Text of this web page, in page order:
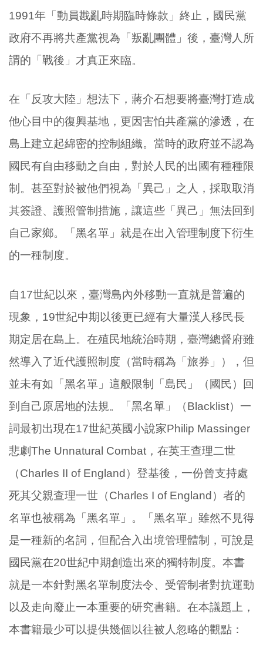
1991年「動員戡亂時期臨時條款」終止，國民黨
政府不再將共產黨視為「叛亂團體」後，臺灣人所
謂的「戰後」才真正來臨。
在「反攻大陸」想法下，蔣介石想要將臺灣打造成
他心目中的復興基地，更因害怕共產黨的滲透，在
島上建立起綿密的控制組織。當時的政府並不認為
國民有自由移動之自由，對於人民的出國有種種限
制。甚至對於被他們視為「異己」之人，採取取消
其簽證、護照管制措施，讓這些「異己」無法回到
自己家鄉。「黑名單」就是在出入管理制度下衍生
的一種制度。
自17世紀以來，臺灣島內外移動一直就是普遍的
現象，19世紀中期以後更已經有大量漢人移民長
期定居在島上。在殖民地統治時期，臺灣總督府雖
然導入了近代護照制度（當時稱為「旅券」），但
並未有如「黑名單」這般限制「島民」（國民）回
到自己原居地的法規。「黑名單」（Blacklist）一
詞最初出現在17世紀英國小說家Philip Massinger
悲劇The Unnatural Combat，在英王查理二世
（Charles II of England）登基後，一份曾支持處
死其父親查理一世（Charles I of England）者的
名單也被稱為「黑名單」。「黑名單」雖然不見得
是一種新的名詞，但配合入出境管理體制，可說是
國民黨在20世紀中期創造出來的獨特制度。本書
就是一本針對黑名單制度法令、受管制者對抗運動
以及走向廢止一本重要的研究書籍。在本議題上，
本書籍最少可以提供幾個以往被人忽略的觀點：